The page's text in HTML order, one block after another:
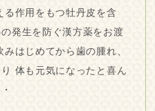
る作用をもつ牡丹皮を含
発生を防ぐ漢方薬をお渡
はじめてから歯の腫れ、
体も元気になったと喜ん